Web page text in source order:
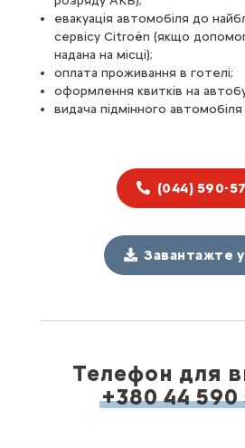
евакуація автомобіля до
сервісу Citroёn (якщо
надана на місці);
оплата проживання в готелі;
оформлення квитків на
видача підмінного
(044) 590-
Завантажте
Телефон для
+380 44 590